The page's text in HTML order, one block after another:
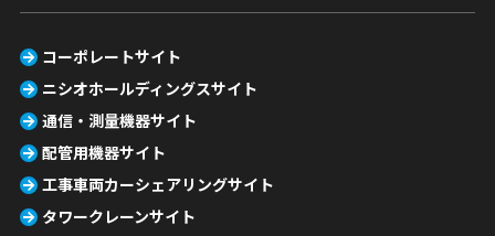
コーポレートサイト
ニシオホールディングスサイト
通信・測量機器サイト
配管用機器サイト
工事車両カーシェアリングサイト
タワークレーンサイト